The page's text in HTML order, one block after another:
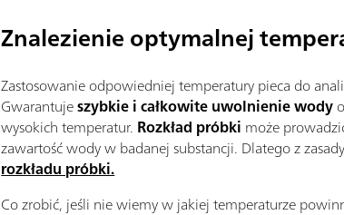
Znalezienie optymalnej
Zastosowanie odpowiedniej temperatury pieca do
Gwarantujeszybkie i całkowite uwolnienie wody
wysokich temperatur. Rozkład próbki może
zawartość wody w badanej substancji. Dlatego z
rozkładu próbki.
Co zrobić, jeśli nie wiemy w jakiej temperaturze